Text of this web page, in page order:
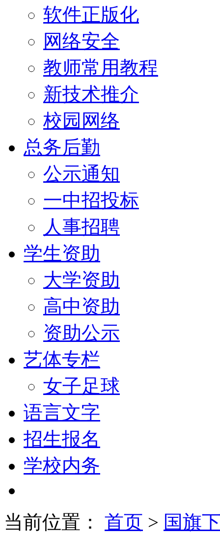
软件正版化
网络安全
教师常用教程
新技术推介
校园网络
总务后勤
公示通知
一中招投标
人事招聘
学生资助
大学资助
高中资助
资助公示
艺体专栏
女子足球
语言文字
招生报名
学校内务
当前位置： 首页 > 国旗